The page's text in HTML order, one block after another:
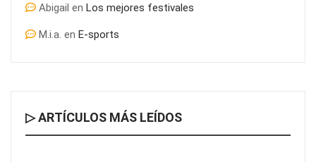
Abigail en Los mejores festivales
M.i.a. en E-sports
▷ ARTÍCULOS MÁS LEÍDOS